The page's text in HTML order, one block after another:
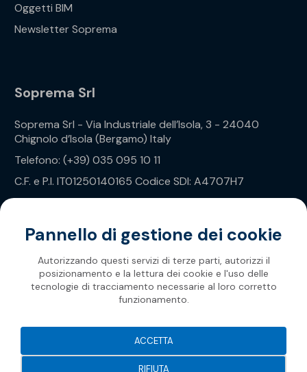
Oggetti BIM
Newsletter Soprema
Soprema Srl
Soprema Srl - Via Industriale dell’Isola, 3 - 24040
Chignolo d’Isola (Bergamo) Italy
Telefono: (+39) 035 095 10 11
C.F. e P.I. IT01250140165 Codice SDI: A4707H7
Privacy Policy
Soprema 2026
Pannello di gestione dei cookie
Autorizzando questi servizi di terze parti, autorizzi il
posizionamento e la lettura dei cookie e l'uso delle
tecnologie di tracciamento necessarie al loro corretto
funzionamento.
RIFIUTA
ACCETTA